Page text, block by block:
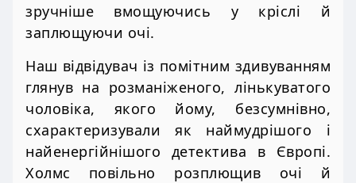
зручніше вмощуючись у кріслі й
заплющуючи очі.
Наш відвідувач із помітним здивуванням
глянув на розманіженого, лінькуватого
чоловіка, якого йому, безсумнівно,
схарактеризували як наймудрішого і
найенергійнішого детектива в Європі.
Холмс повільно розплющив очі й